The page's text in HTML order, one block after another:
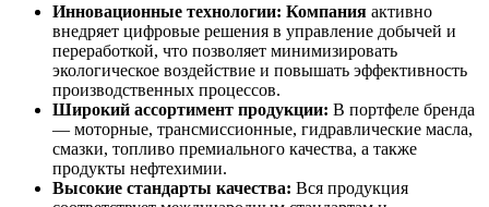
Инновационные технологии: Компания активно
внедряет цифровые решения в управление добычей и
переработкой, что позволяет минимизировать
экологическое воздействие и повышать эффективность
производственных процессов.
Широкий ассортимент продукции: В портфеле бренда
— моторные, трансмиссионные, гидравлические масла,
смазки, топливо премиального качества, а также
продукты нефтехимии.
Высокие стандарты качества: Вся продукция